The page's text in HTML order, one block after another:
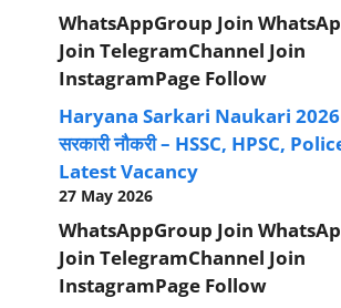
WhatsAppGroup Join
Join TelegramChannel Join
InstagramPage Follow
Haryana Sarkari Naukari 2026 |
सरकारी नौकरी – HSSC, HPSC,
Latest Vacancy
27 May 2026
WhatsAppGroup Join
Join TelegramChannel Join
InstagramPage Follow